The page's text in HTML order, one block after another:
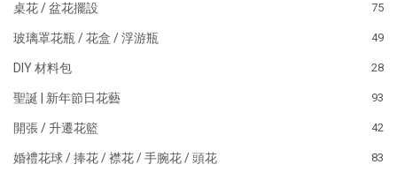
桌花 / 盆花擺設 75
玻璃罩花瓶 / 花盒 / 浮游瓶 49
DIY 材料包 28
聖誕 | 新年節日花藝 93
開張 / 升遷花籃 42
婚禮花球 / 捧花 / 襟花 / 手腕花 / 頭花 83